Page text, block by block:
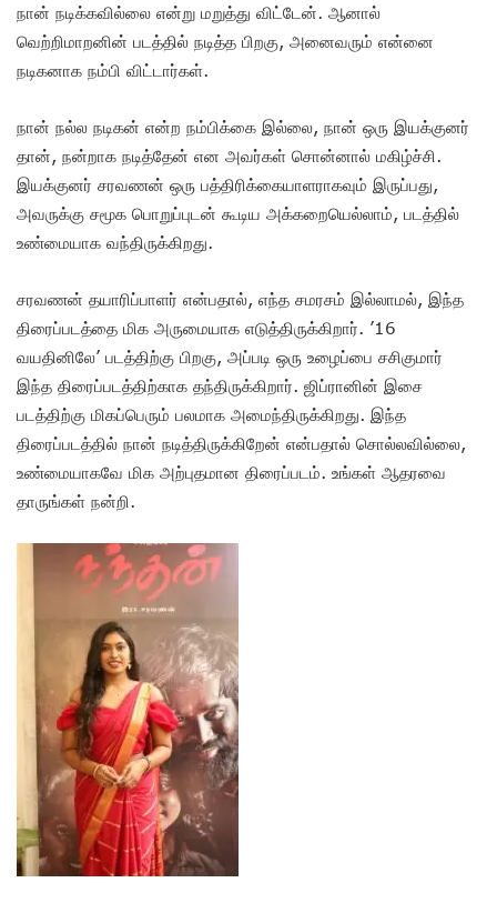
நான் நடிக்கவில்லை என்று மறுத்து விட்டேன். ஆனால்
வெற்றிமாறனின் படத்தில் நடித்த பிறகு, அனைவரும் என்னை
நடிகனாக நம்பி விட்டார்கள்.
நான் நல்ல நடிகன் என்ற நம்பிக்கை இல்லை, நான் ஒரு இயக்குனர்
தான், நன்றாக நடித்தேன் என அவர்கள் சொன்னால் மகிழ்ச்சி.
இயக்குனர் சரவணன் ஒரு பத்திரிக்கையாளராகவும் இருப்பது,
அவருக்கு சமூக பொறுப்புடன் கூடிய அக்கறையெல்லாம், படத்தில்
உண்மையாக வந்திருக்கிறது.
சரவணன் தயாரிப்பாளர் என்பதால், எந்த சமரசம் இல்லாமல், இந்த
திரைப்படத்தை மிக அருமையாக எடுத்திருக்கிறார். ’16
வயதினிலே’ படத்திற்கு பிறகு, அப்படி ஒரு உழைப்பை சசிகுமார்
இந்த திரைப்படத்திற்காக தந்திருக்கிறார். ஜிப்ரானின் இசை
படத்திற்கு மிகப்பெரும் பலமாக அமைந்திருக்கிறது. இந்த
திரைப்படத்தில் நான் நடித்திருக்கிறேன் என்பதால் சொல்லவில்லை,
உண்மையாகவே மிக அற்புதமான திரைப்படம். உங்கள் ஆதரவை
தாருங்கள் நன்றி.